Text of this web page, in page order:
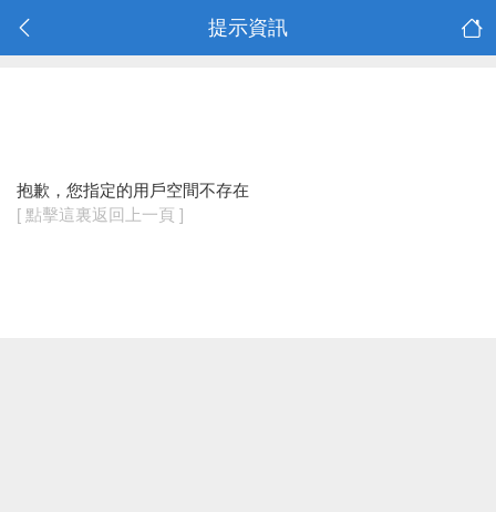
提示資訊
抱歉，您指定的用戶空間不存在
[ 點擊這裏返回上一頁 ]